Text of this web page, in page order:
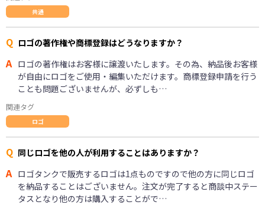
共通
Q ロゴの著作権や商標登録はどうなりますか？
A ロゴの著作権はお客様に譲渡いたします。その為、納品後お客様
が自由にロゴをご使用・編集いただけます。商標登録申請を行う
ことも問題ございませんが、必ずしも…
関連タグ
ロゴ
Q 同じロゴを他の人が利用することはありますか？
A ロゴタンクで販売するロゴは1点ものですので他の方に同じロゴ
を納品することはございません。注文が完了すると商談中ステー
タスとなり他の方は購入することがで…